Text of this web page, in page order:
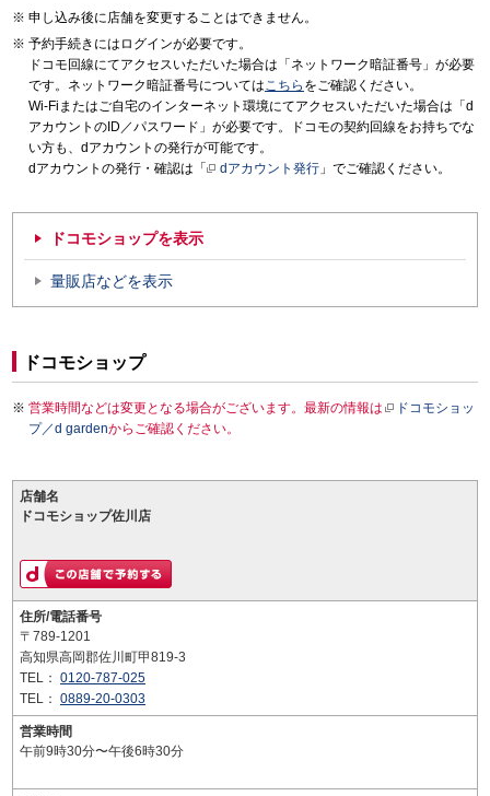
申し込み後に店舗を変更することはできません。
予約手続きにはログインが必要です。
ドコモ回線にてアクセスいただいた場合は「ネットワーク暗証番号」が必要
です。ネットワーク暗証番号についてはこちら をご確認ください。
Wi-Fiまたはご自宅のインターネット環境にてアクセスいただいた場合は「d
アカウントのID／パスワード」が必要です。ドコモの契約回線をお持ちでな
い方も、dアカウントの発行が可能です。
dアカウントの発行・確認は「
dアカウント発行 」でご確認ください。
ドコモショップを表示
量販店などを表示
ドコモショップ
営業時間などは変更となる場合がございます。最新の情報は
ドコモショッ
プ／d gardenからご確認ください。
店舗名
ドコモショップ佐川店
住所/電話番号
〒789-1201
高知県高岡郡佐川町甲819-3
TEL： 0120-787-025
TEL： 0889-20-0303
営業時間
午前9時30分〜午後6時30分